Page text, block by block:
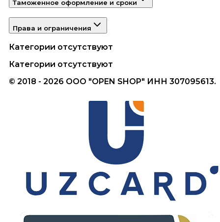
Таможенное оформление и сроки
Права и ограничения
Категории отсутствуют
Категории отсутствуют
© 2018 - 2026 ООО "OPEN SHOP" ИНН 307095613.